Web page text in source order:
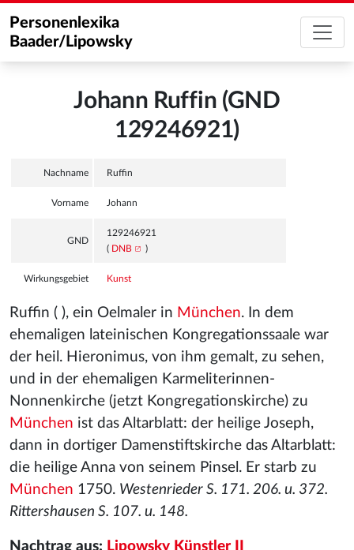
Personenlexika
Baader/Lipowsky
Johann Ruffin (GND
129246921)
Nachname Ruffin
Vorname Johann
GND
129246921
( DNB )
Wirkungsgebiet Kunst
Ruffin ( ), ein Oelmaler in München. In dem
ehemaligen lateinischen Kongregationssaale war
der heil. Hieronimus, von ihm gemalt, zu sehen,
und in der ehemaligen Karmeliterinnen-
Nonnenkirche (jetzt Kongregationskirche) zu
München ist das Altarblatt: der heilige Joseph,
dann in dortiger Damenstiftskirche das Altarblatt:
die heilige Anna von seinem Pinsel. Er starb zu
München 1750. Westenrieder S. 171. 206. u. 372.
Rittershausen S. 107. u. 148.
Nachtrag aus: Lipowsky Künstler II